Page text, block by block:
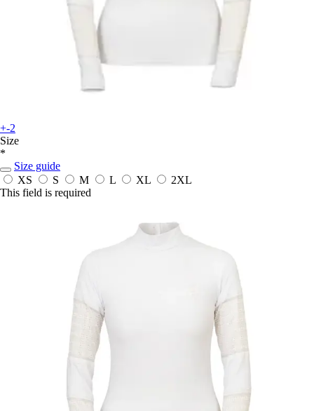
+-2
Size
*
Size guide
XS
S M L XL
2XL
This field is required